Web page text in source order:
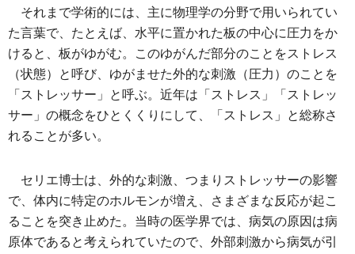
それまで学術的には、主に物理学の分野で用いられてい
た言葉で、たとえば、水平に置かれた板の中心に圧力をか
けると、板がゆがむ。このゆがんだ部分のことをストレス
（状態）と呼び、ゆがませた外的な刺激（圧力）のことを
「ストレッサー」と呼ぶ。近年は「ストレス」「ストレッ
サー」の概念をひとくくりにして、「ストレス」と総称さ
れることが多い。
セリエ博士は、外的な刺激、つまりストレッサーの影響
で、体内に特定のホルモンが増え、さまざまな反応が起こ
ることを突き止めた。当時の医学界では、病気の原因は病
原体であると考えられていたので、外部刺激から病気が引